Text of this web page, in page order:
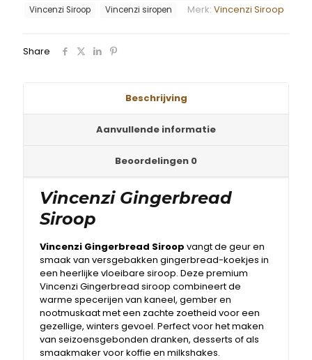
Vincenzi Siroop
Vincenzi siropen Merk: Vincenzi Siroop
Share
Beschrijving
Aanvullende informatie
Beoordelingen 0
Vincenzi Gingerbread
Siroop
Vincenzi Gingerbread Siroop vangt de geur en
smaak van versgebakken gingerbread-koekjes in
een heerlijke vloeibare siroop. Deze premium
Vincenzi Gingerbread siroop combineert de
warme specerijen van kaneel, gember en
nootmuskaat met een zachte zoetheid voor een
gezellige, winters gevoel. Perfect voor het maken
van seizoensgebonden dranken, desserts of als
smaakmaker voor koffie en milkshakes.